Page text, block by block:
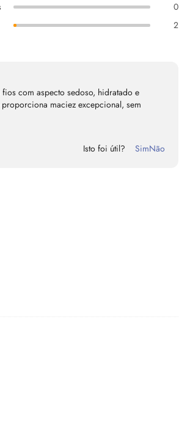
0
2
com aspecto sedoso, hidratado e
maciez excepcional, sem
Isto foi útil? SimNão